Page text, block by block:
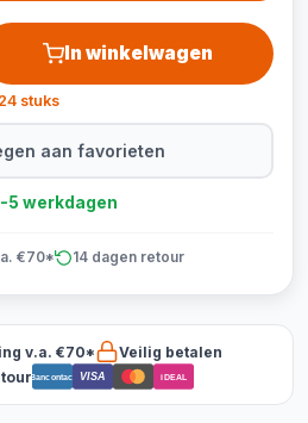
In winkelwagen
stuks
aan favorieten
5 werkdagen
€70* 14 dagen retour
v.a. €70*
Veilig betalen
Bancontact VISA iDEAL